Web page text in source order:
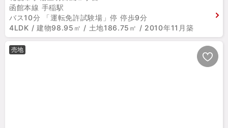
函館本線 手稲駅
バス10分 「運転免許試験場」停 停歩9分
4LDK / 建物98.95㎡ / 土地186.75㎡ / 2010年11月築
売地